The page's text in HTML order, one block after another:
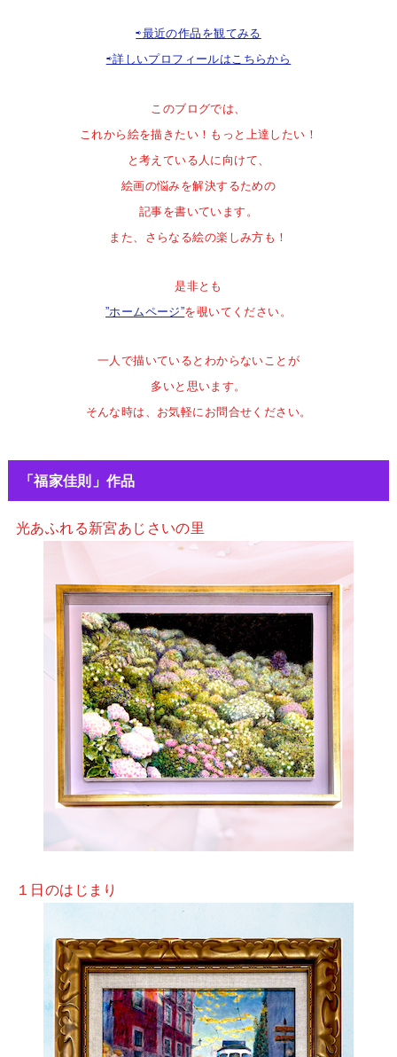
⇨最近の作品を観てみる
⇨詳しいプロフィールはこちらから
このブログでは、
これから絵を描きたい！ もっと上達したい！
と 考えている人に向けて、
絵画の悩みを解決するための
記事を書いています。
また、さらなる絵の楽しみ方も！
是非とも
”ホームページ”を覗いてください。
一人で描いているとわからないことが
多いと思います。
そんな時は、お気軽にお問合せください。
「福家佳則」作品
光あふれる新宮あじさいの里
１日のはじまり